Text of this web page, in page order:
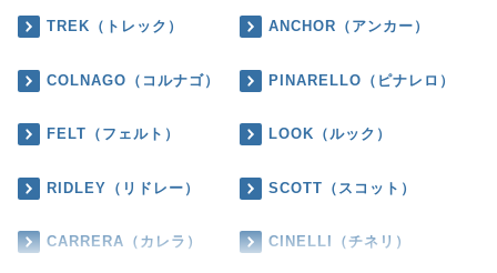
TREK（トレック） ANCHOR（アンカー）
COLNAGO（コルナゴ） PINARELLO（ピナレロ）
FELT（フェルト） LOOK（ルック）
RIDLEY（リドレー） SCOTT（スコット）
CARRERA（カレラ） CINELLI（チネリ）